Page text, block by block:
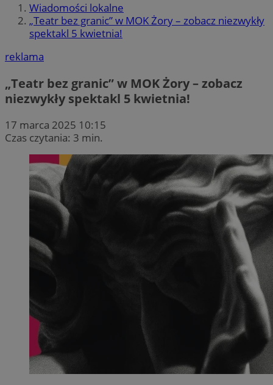
Wiadomości lokalne
„Teatr bez granic” w MOK Żory – zobacz niezwykły
spektakl 5 kwietnia!
reklama
„Teatr bez granic” w MOK Żory – zobacz
niezwykły spektakl 5 kwietnia!
17 marca 2025 10:15
Czas czytania: 3 min.